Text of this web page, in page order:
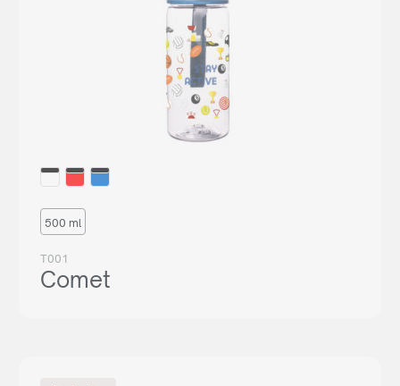
500 ml
T001
Comet